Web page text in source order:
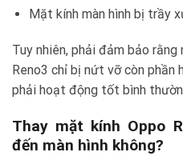
Mặt kính màn hình bị trầy
Tuy nhiên, phải đảm bảo rằng
Reno3 chỉ bị nứt vỡ còn phần
phải hoạt động tốt bình
Thay mặt kính Oppo
đến màn hình không?